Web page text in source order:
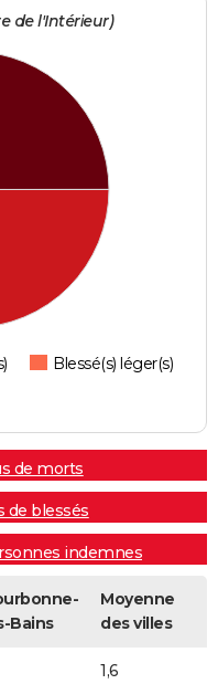
de l'Intérieur)
Blessé(s) léger(s)
de morts
de blessés
indemnes
Bains
Moyenne
des villes
1,6